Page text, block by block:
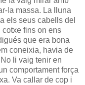
la massa. La lluna
els seus cabells del
cotxe fins on ens
que era bona
coneixia, havia de
li vaig tenir en
comportament força
Va callar de cop i